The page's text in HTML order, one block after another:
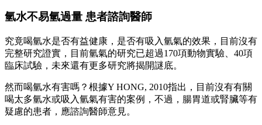
氫水不易氫過量 患者諮詢醫師
究竟喝氫水是否有益健康，是否有吸入氫氣的效果，目前沒有
完整研究證實，目前氫氣的研究已超過170項動物實驗、40項
臨床試驗，未來還有更多研究將揭開謎底。
然而喝氫水有害嗎？根據Y HONG, 2010指出，目前沒有有關
喝太多氫水或吸入氫氣有害的案例，不過，腸胃道或腎臟等有
疑慮的患者，應諮詢醫師意見。